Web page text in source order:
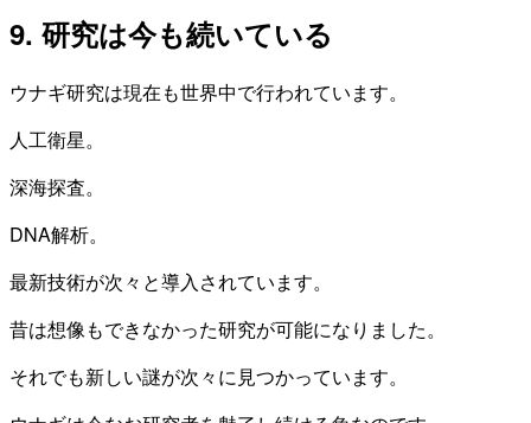
9. 研究は今も続いている
ウナギ研究は現在も世界中で行われています。
人工衛星。
深海探査。
DNA解析。
最新技術が次々と導入されています。
昔は想像もできなかった研究が可能になりました。
それでも新しい謎が次々に見つかっています。